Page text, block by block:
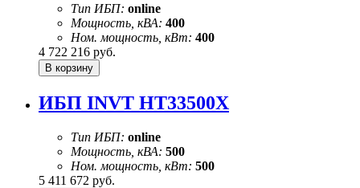
Тип ИБП: online
Мощность, кВА: 400
Ном. мощность, кВт: 400
4 722 216 руб.
ИБП INVT HT33500X
Тип ИБП: online
Мощность, кВА: 500
Ном. мощность, кВт: 500
5 411 672 руб.